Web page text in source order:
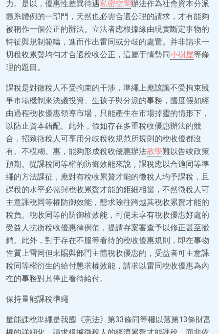
力。是以，優惠性差異待遇私密空間辦法作為社會資本分派
體系體例的一部門，天然也必需合適公理的請求，才有能夠
被稱作一個公正的辦法。立法者應根據緣由現實斷定事物的
特征與規制範疇，進而作出雷同或分歧的處置。并非請求一
切稅收累贅均勻才合適稅收公正，這屬于情勢同小樹屋等條
理的題目。
課稅是對徵稅人不受拘束的干涉，準繩上應該讓不受拘束競
爭市場機制來決議投資、生孩子與分派的事務，國度假如經
由過程稅收優惠領導市場，只能產生在市場掉靈的情形下，
以防止資本錯配。此外，假如存在多重稅收優惠辦法的競
合，招致徵稅人可享用分歧稅收規范所規則的稅收優都沒
有。不模糊。惠，能夠形成稅收優惠辦法教學難以告竣政策
預期。從課稅同等權的防御效能來說，課稅應以合適同等準
繩的方法課征，應對有稅收累贅才能的徵稅人均予課稅，且
課稅的水平必需與稅收累贅才能的鉅細相當，不然徵稅人可
主意課稅同等權防御效能，懇求除往跨越其稅收累贅才能的
稅負。稅收同等的防御權效能，可使未享有稅收優惠好處的
受益人抗衡稅收優惠律例范，提請存案審查予以修正甚至撤
銷。此外，對于存在不服等看待的稅收優惠規則，即在事物
性質上雷同但未賜與部門主體稅收優惠的，受益者可主意課
稅同等權衍生的給付懇求權效能，請求以雷同稅收優惠為內
在的事務對其停止看待給付。
保持量能課稅準繩
量能課稅準繩是我國《憲法》第33條同等權以落第13條財富